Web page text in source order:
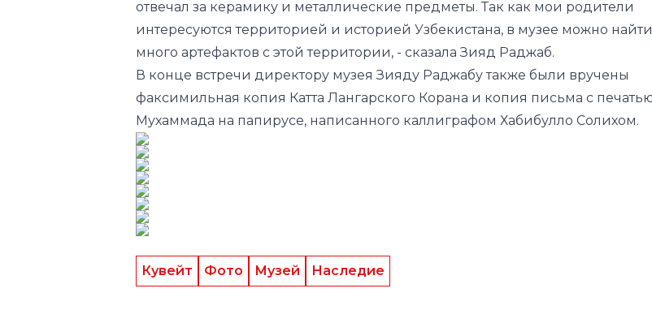
В конце встречи директору музея Зияду Раджабу также были вручены
факсимильная копия Катта Лангарского Корана и копия письма с печатью
Мухаммада на папирусе, написанного каллиграфом Хабибулло Солихом.
Кувейт